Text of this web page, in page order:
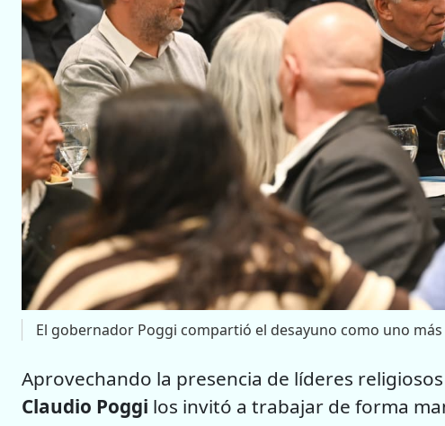
El gobernador Poggi compartió el desayuno como uno
Aprovechando la presencia de líderes
Claudio Poggi los invitó a trabajar de forma